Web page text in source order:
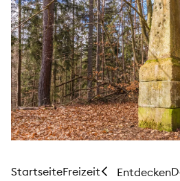
StartseiteFreizeit Entdecken